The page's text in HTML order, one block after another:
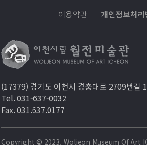
이용약관 개인정보처리
(17379) 경기도 이천시 경충대로 2709번길
Tel. 031-637-0032
Fax. 031.637.0177
Copyright © 2023. Woljeon Museum Of Art